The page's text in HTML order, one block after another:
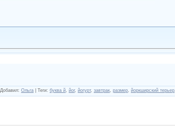
Добавил: Ольга Теги: буква й йог, йогурт, завтрак размер йоркширский терьер